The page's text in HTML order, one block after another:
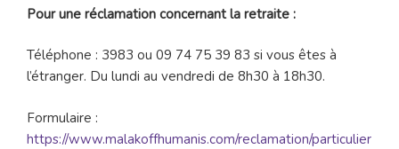
Pour une réclamation concernant la retraite :
Téléphone : 3983 ou 09 74 75 39 83 si vous êtes à
l’étranger. Du lundi au vendredi de 8h30 à 18h30.
Formulaire :
https://www.malakoffhumanis.com/reclamation/particulier